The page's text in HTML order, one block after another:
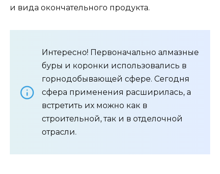
и вида окончательного продукта.
Интересно! Первоначально алмазные
буры и коронки использовались в
горнодобывающей сфере. Сегодня
сфера применения расширилась, а
встретить их можно как в
строительной, так и в отделочной
отрасли.